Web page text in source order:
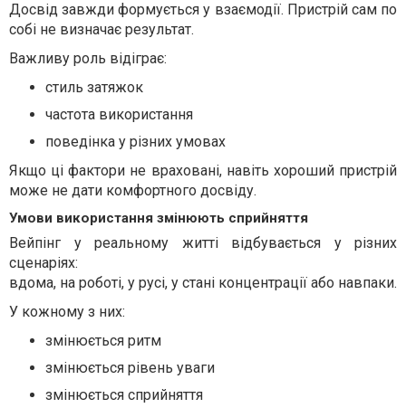
Досвід завжди формується у взаємодії. Пристрій сам по
собі не визначає результат.
Важливу роль відіграє:
стиль затяжок
частота використання
поведінка у різних умовах
Якщо ці фактори не враховані, навіть хороший пристрій
може не дати комфортного досвіду.
Умови використання змінюють сприйняття
Вейпінг у реальному житті відбувається у різних
сценаріях:
вдома, на роботі, у русі, у стані концентрації або навпаки.
У кожному з них:
змінюється ритм
змінюється рівень уваги
змінюється сприйняття